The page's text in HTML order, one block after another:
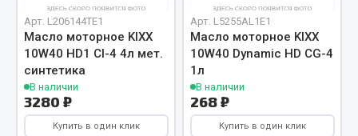
Автономные воздушные отопители
Жидкостные подогреватели
Отопители салона
Подогреватели тосола
Весь раздел
Арт. L206144TE1
Масло моторное KIXX
10W40 HD1 CI-4 4л мет.
синтетика
В наличии
3280 ₽
Купить в один клик
Арт. L5255AL1E1
Масло моторное KIXX
10W40 Dynamic HD СG-4
1л
В наличии
268 ₽
Купить в один клик